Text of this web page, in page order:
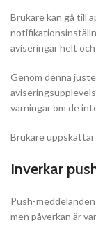
Brukare kan gå till
aviseringar helt
Genom denna
varningar om de
Brukare uppskattar
Inverkar
Push-
men påverkan är